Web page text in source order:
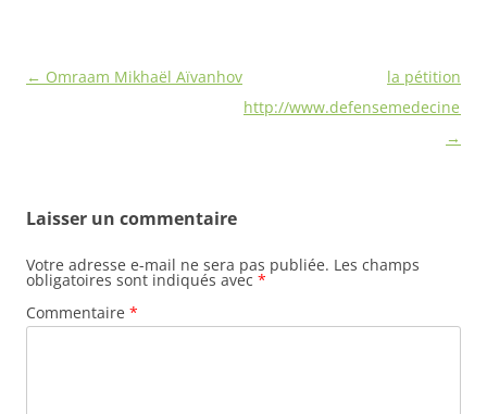
Navigation
← Omraam Mikhaël Aïvanhov
la pétition
http://
→
Laisser un commentaire
Votre adresse e-mail ne sera pas publiée. Les champs
obligatoires sont indiqués avec *
Commentaire *